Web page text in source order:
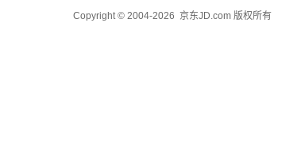
Copyright © 2004-2026 京东JD.com 版权所有